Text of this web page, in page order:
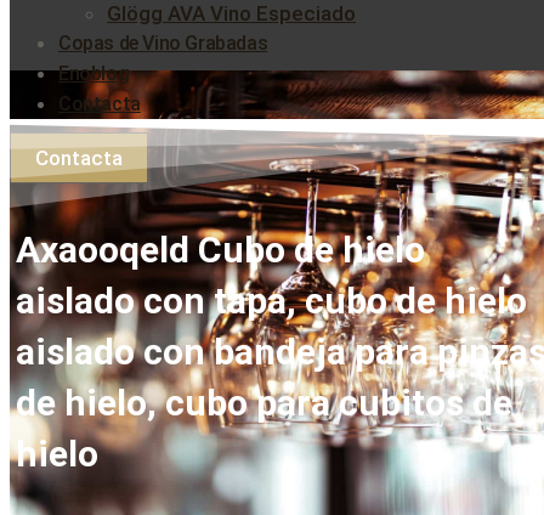
Glögg AVA Vino Especiado
Copas de Vino Grabadas
Enoblog
Contacta
Contacta
Axaooqeld Cubo de hielo
aislado con tapa, cubo de hielo
aislado con bandeja para
de hielo, cubo para cubitos de
hielo